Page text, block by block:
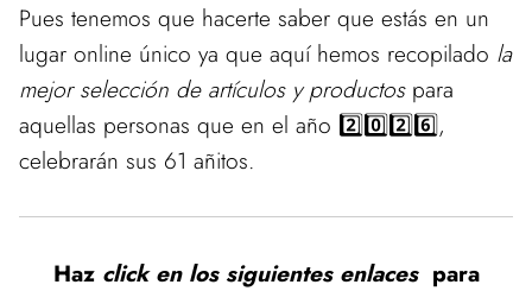
Pues tenemos que hacerte saber que estás en un
lugar online único ya que aquí hemos recopilado la
mejor selección de artículos y productospara
aquellas personas que en el año 2️⃣0️⃣2️⃣6️⃣,
celebrarán sus 61 añitos.
Haz click en los siguientes enlaces para